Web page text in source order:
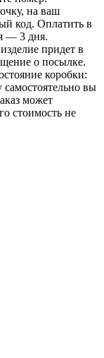
на ваш
код. Оплатить в
— 3 дня.
придет в
о посылке.
коробки:
самостоятельно вы
может
стоимость не